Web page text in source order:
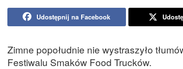
Udostępnij na Facebook
Zimne popołudnie nie wystraszyło
Festiwalu Smaków Food Trucków.